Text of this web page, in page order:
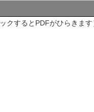
クするとPDFがひらきます